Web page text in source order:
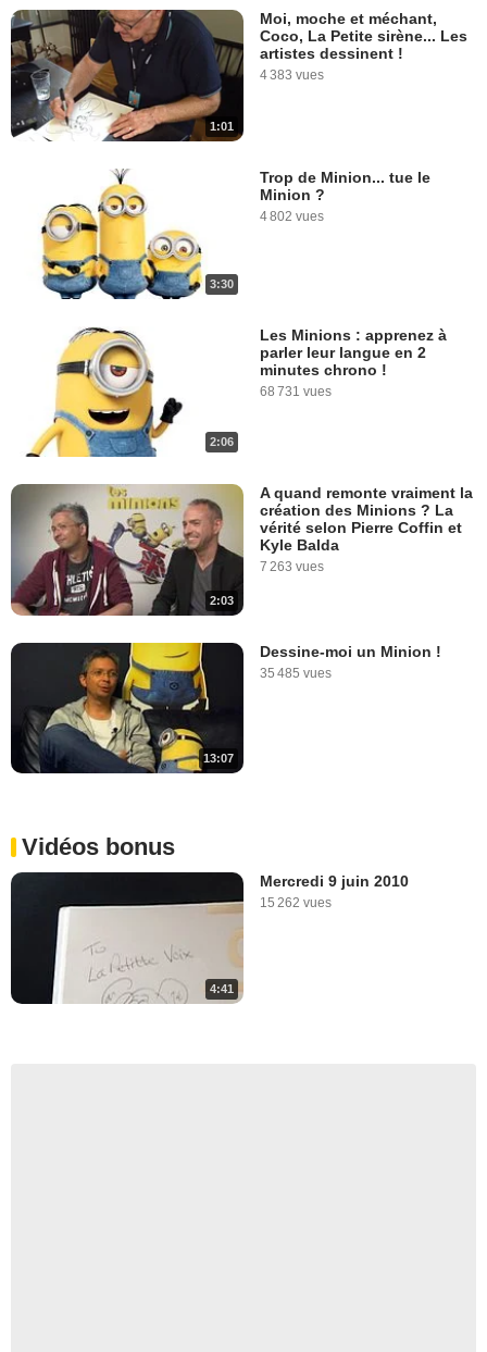
1:01
Moi, moche et méchant,
Coco, La Petite sirène... Les
artistes dessinent !
4 383 vues
3:30
Trop de Minion... tue le
Minion ?
4 802 vues
2:06
Les Minions : apprenez à
parler leur langue en 2
minutes chrono !
68 731 vues
2:03
A quand remonte vraiment la
création des Minions ? La
vérité selon Pierre Coffin et
Kyle Balda
7 263 vues
13:07
Dessine-moi un Minion !
35 485 vues
Vidéos bonus
4:41
Mercredi 9 juin 2010
15 262 vues